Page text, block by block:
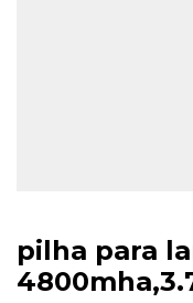
pilha para